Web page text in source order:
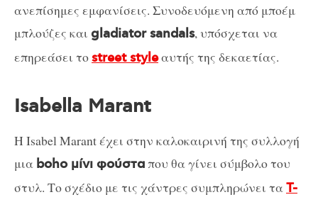
ανεπίσημες εμφανίσεις. Συνοδευόμενη από μποέμ
μπλούζες και gladiator sandals, υπόσχεται να
επηρεάσει τοstreet styleαυτής της δεκαετίας.
Isabella Marant
Η Isabel Marant έχει στην καλοκαιρινή της συλλογή
μια boho μίνι φούσταπου θα γίνει σύμβολο του
στυλ. Το σχέδιο με τις χάντρες συμπληρώνει ταT-